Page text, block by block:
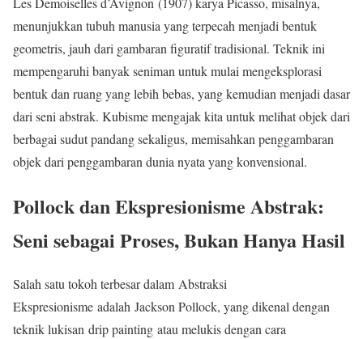
menunjukkan tubuh manusia yang terpecah menjadi bentuk
geometris, jauh dari gambaran figuratif tradisional. Teknik ini
mempengaruhi banyak seniman untuk mulai mengeksplorasi
bentuk dan ruang yang lebih bebas, yang kemudian menjadi dasar
dari seni abstrak. Kubisme mengajak kita untuk melihat objek dari
berbagai sudut pandang sekaligus, memisahkan penggambaran
objek dari penggambaran dunia nyata yang konvensional.
Pollock dan Ekspresionisme Abstrak:
Seni sebagai Proses, Bukan Hanya Hasil
Salah satu tokoh terbesar dalam Abstraksi
Ekspresionisme adalah Jackson Pollock, yang dikenal dengan
teknik lukisan drip painting atau melukis dengan cara